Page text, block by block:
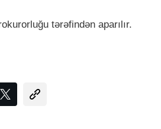
tərəfindən aparılır.